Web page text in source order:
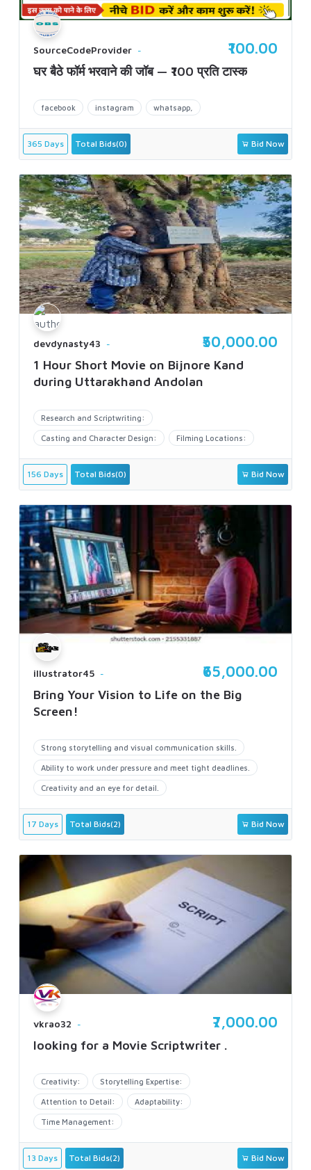
SourceCodeProvider ₹100.00
facebook instagram whatsapp,
घर बैठे फॉर्म भरवाने की जॉब — ₹100 प्रति टास्क
365 Days Total Bids(0) Bid Now
devdynasty43 ₹50,000.00
Research and Scriptwriting:
Casting and Character Design: Filming Locations:
1 Hour Short Movie on Bijnore Kand
during Uttarakhand Andolan
156 Days Total Bids(0) Bid Now
illustrator45 ₹65,000.00
Strong storytelling and visual communication skills.
Ability to work under pressure and meet tight deadlines.
Creativity and an eye for detail.
Bring Your Vision to Life on the Big
Screen!
17 Days Total Bids(2) Bid Now
vkrao32 ₹7,000.00
Creativity: Storytelling Expertise:
Attention to Detail: Adaptability:
Time Management:
looking for a Movie Scriptwriter .
13 Days Total Bids(2) Bid Now